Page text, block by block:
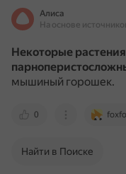
Алиса
Некоторые
мышиный горошек.
0
Найти в Поиске